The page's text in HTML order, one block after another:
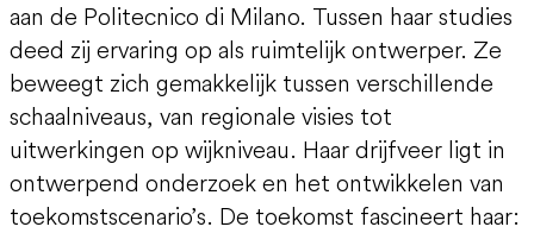
aan de Politecnico di Milano. Tussen haar studies
deed zij ervaring op als ruimtelijk ontwerper. Ze
beweegt zich gemakkelijk tussen verschillende
schaalniveaus, van regionale visies tot
uitwerkingen op wijkniveau. Haar drijfveer ligt in
ontwerpend onderzoek en het ontwikkelen van
toekomstscenario’s. De toekomst fascineert haar: